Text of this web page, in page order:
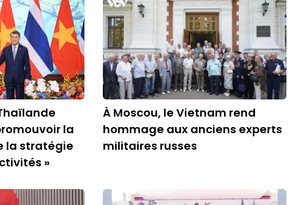
la
la stratégie
»
À Moscou, le Vietnam rend
hommage aux anciens experts
militaires russes